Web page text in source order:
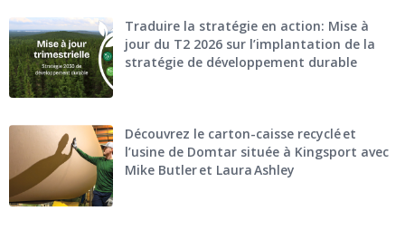
Traduire la stratégie en action: Mise à
jour du T2 2026 sur l’implantation de la
stratégie de développement durable
Découvrez le carton-caisse recyclé et
l’usine de Domtar située à Kingsport avec
Mike Butler et Laura Ashley